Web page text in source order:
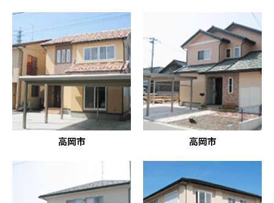
高岡市 高岡市